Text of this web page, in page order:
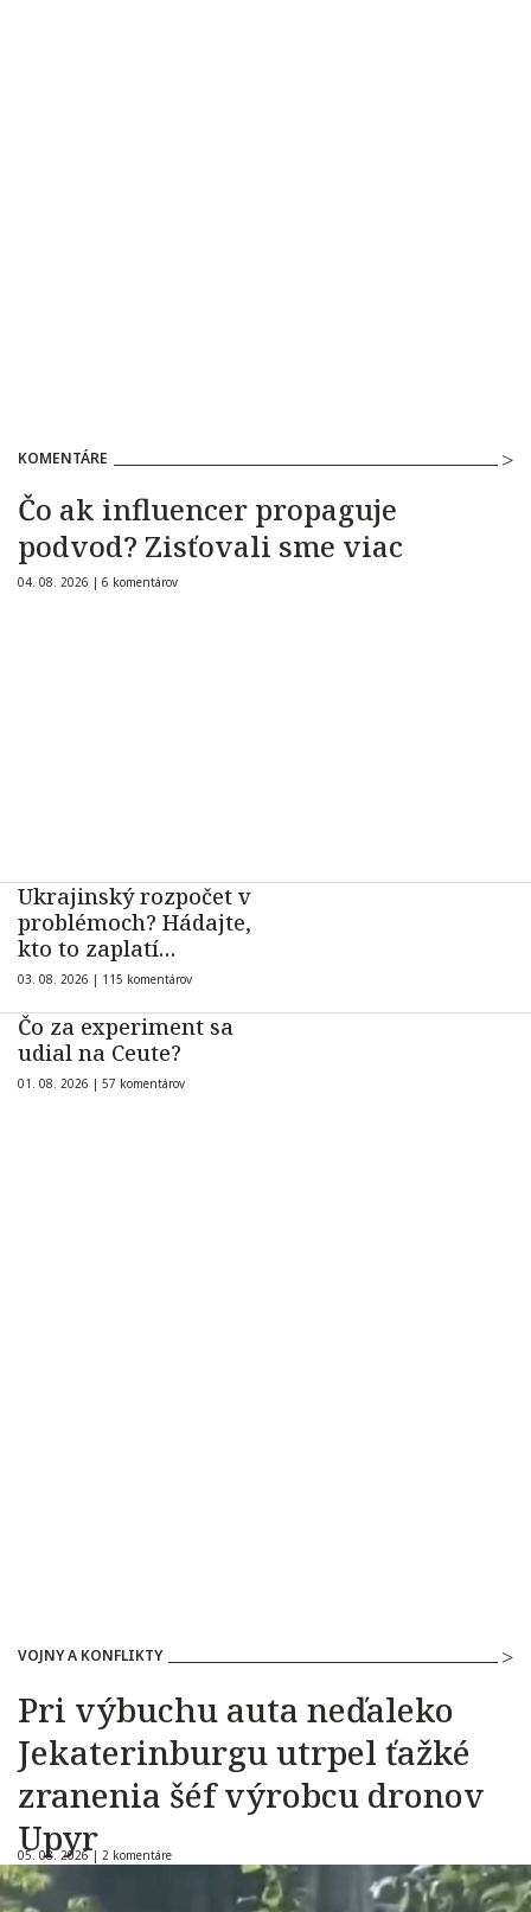
KOMENTÁRE
Čo ak influencer propaguje
podvod? Zisťovali sme viac
04. 08. 2026 | 6 komentárov
Ukrajinský rozpočet v
problémoch? Hádajte,
kto to zaplatí…
03. 08. 2026 | 115 komentárov
Čo za experiment sa
udial na Ceute?
01. 08. 2026 | 57 komentárov
VOJNY A KONFLIKTY
Pri výbuchu auta neďaleko
Jekaterinburgu utrpel ťažké
zranenia šéf výrobcu dronov
Upyr
05. 08. 2026 | 2 komentáre